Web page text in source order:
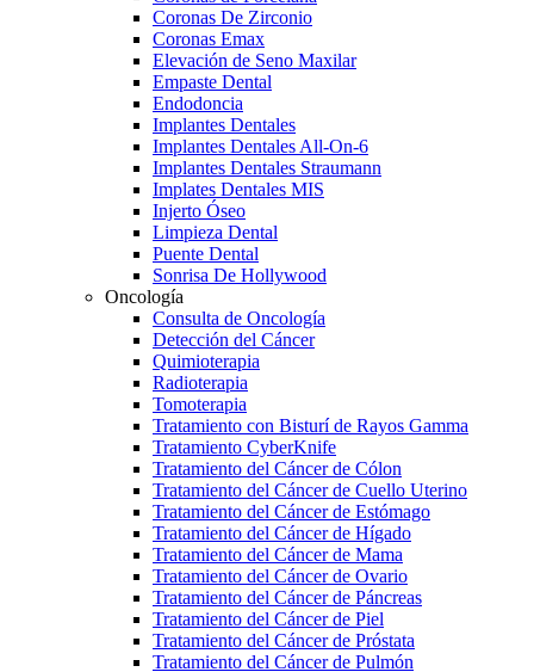
Coronas De Zirconio
Coronas Emax
Elevación de Seno Maxilar
Empaste Dental
Endodoncia
Implantes Dentales
Implantes Dentales All-On-6
Implantes Dentales Straumann
Implates Dentales MIS
Injerto Óseo
Limpieza Dental
Puente Dental
Sonrisa De Hollywood
Oncología
Consulta de Oncología
Detección del Cáncer
Quimioterapia
Radioterapia
Tomoterapia
Tratamiento con Bisturí de Rayos Gamma
Tratamiento CyberKnife
Tratamiento del Cáncer de Cólon
Tratamiento del Cáncer de Cuello Uterino
Tratamiento del Cáncer de Estómago
Tratamiento del Cáncer de Hígado
Tratamiento del Cáncer de Mama
Tratamiento del Cáncer de Ovario
Tratamiento del Cáncer de Páncreas
Tratamiento del Cáncer de Piel
Tratamiento del Cáncer de Próstata
Tratamiento del Cáncer de Pulmón